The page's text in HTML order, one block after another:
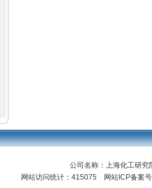
公司名称：上海化工研
网站访问统计：415075 网站ICP备案